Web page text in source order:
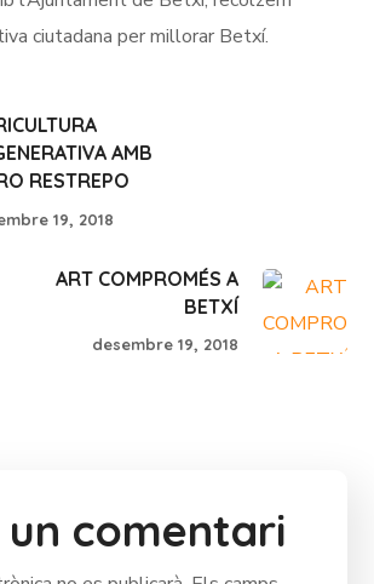
ciutadana per millorar Betxí.
AMB
RESTREPO
19, 2018
ART COMPROMÉS A
BETXÍ
desembre 19, 2018
un comentari